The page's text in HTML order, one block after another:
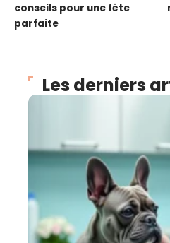
conseils pour une fête
parfaite
Les derniers